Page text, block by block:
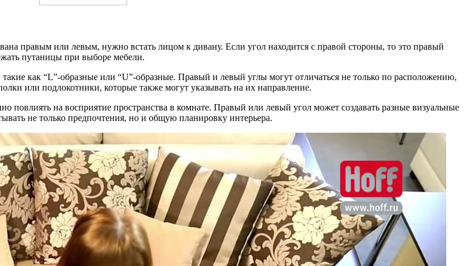
правым или левым, нужно встать лицом к дивану. Если угол находится с правой стороны, то это правый
путаницы при выборе мебели.
как “L”-образные или “U”-образные. Правый и левый углы могут отличаться не только по расположению,
или подлокотники, которые также могут указывать на их направление.
повлиять на восприятие пространства в комнате. Правый или левый угол может создавать разные визуальные
не только предпочтения, но и общую планировку интерьера.